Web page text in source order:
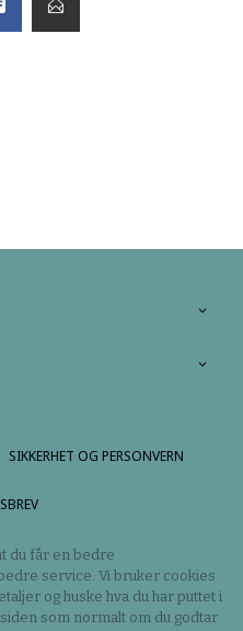
SIKKERHET OG PERSONVERN
du får en bedre
service. Vi bruker cookies
og huske hva du har puttet i
som normalt om du godtar